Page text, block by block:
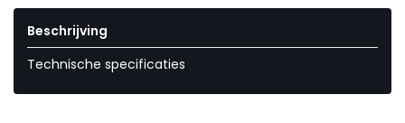
Beschrijving
Technische specificaties